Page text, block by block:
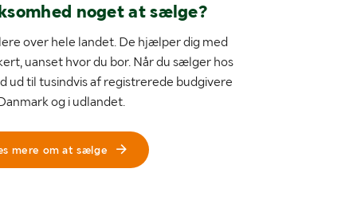
noget at sælge?
over hele landet. De hjælper dig med
uanset hvor du bor. Når du sælger hos
ud til tusindvis af registrerede budgivere
og i udlandet.
mere om at sælge